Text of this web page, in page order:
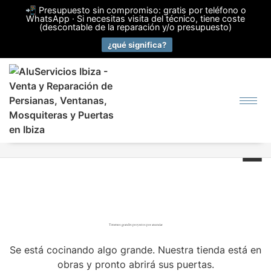
📲 Presupuesto sin compromiso: gratis por teléfono o
WhatsApp · Si necesitas visita del técnico, tiene coste
(descontable de la reparación y/o presupuesto)
¿qué significa?
Tenemos grandes proyectos por anunciar
Se está cocinando algo grande. Nuestra tienda está en
obras y pronto abrirá sus puertas.